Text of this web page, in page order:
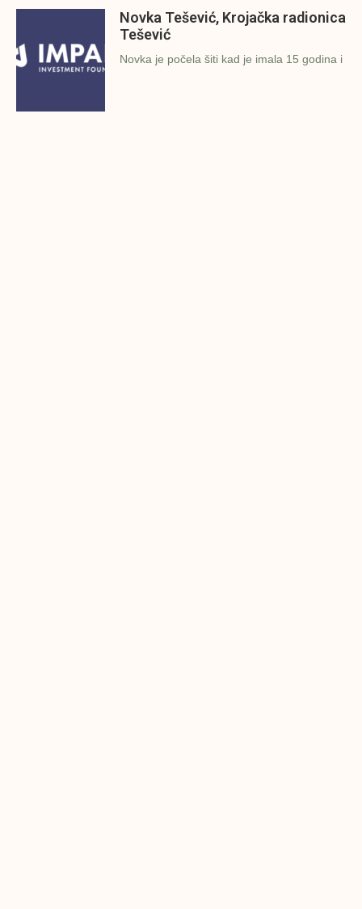
Novka Tešević, Krojačka radionica
Tešević
Novka je počela šiti kad je imala 15 godina i